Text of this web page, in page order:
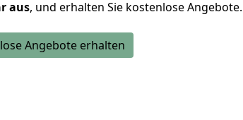
aus, und erhalten Sie kostenlose Angebote.
Angebote erhalten